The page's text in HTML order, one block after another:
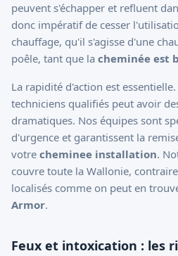
peuvent s'échapper et refluent
donc impératif de cesser
chauffage, qu'il s'agisse d'une
poêle, tant que la cheminée est
La rapidité d'action est
techniciens qualifiés peut avoir
dramatiques. Nos équipes sont
d'urgence et garantissent la
votre cheminee installation.
couvre toute la Wallonie,
localisés comme on peut en
Armor.
Feux et intoxication : les